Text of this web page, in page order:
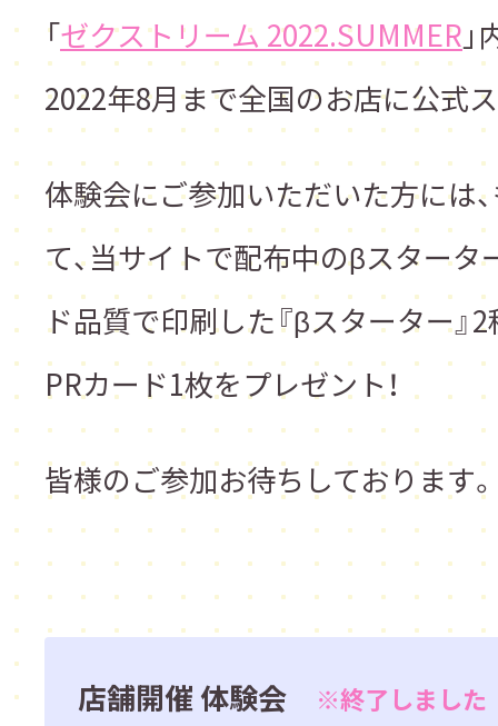
「ゼクストリーム 2022.SUMMER
2022年8月まで全国のお店に公式
体験会にご参加いただいた方には
て、当サイトで配布中のβスタータ
ド品質で印刷した『βスターター』2
PRカード1枚をプレゼント！
皆様のご参加お待ちしております。
店舗開催 体験会 ※終了しました